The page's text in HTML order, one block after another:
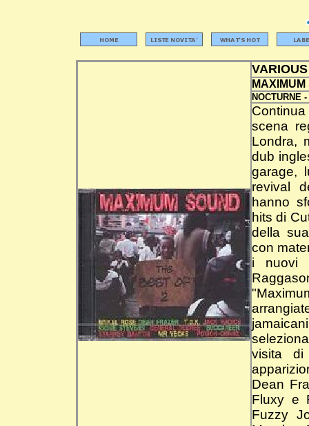
VARIOUS
NOCTURNE -
scena
Londra,
dub
garage,
revival
hanno
hits di
della
con
i nuovi
visita
Dean
Fluxy e
Fuzzy